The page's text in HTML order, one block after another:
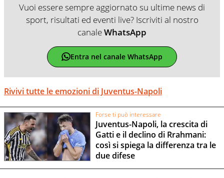
Vuoi essere sempre aggiornato su ultime news di
sport, risultati ed eventi live? Iscriviti al nostro
canaleWhatsApp
Entra nel canale WhatsApp
Rivivi tutte le emozioni di Juventus-Napoli
Forse ti può interessare
Juventus-Napoli, la crescita di
Gatti e il declino di Rrahmani:
così si spiega la differenza tra le
due difese